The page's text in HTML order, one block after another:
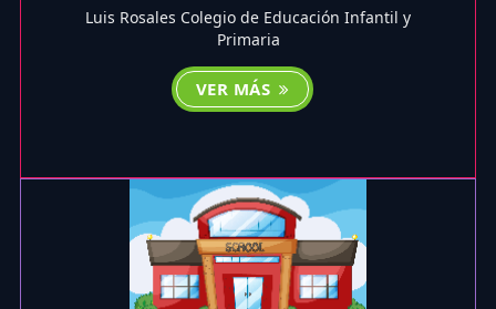
Luis Rosales Colegio de Educación Infantil y
Primaria
VER MÁS